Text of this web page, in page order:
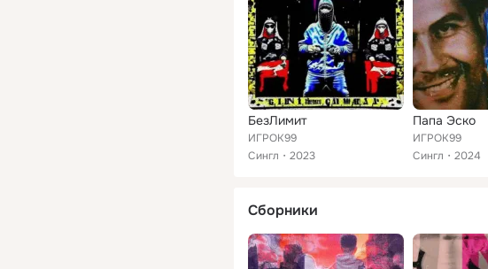
БезЛимит
ИГРОК99
Сингл
2023
Папа Эско
ИГРОК99
Сингл
2024
Сборники